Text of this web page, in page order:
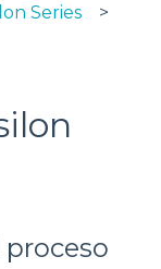
Series